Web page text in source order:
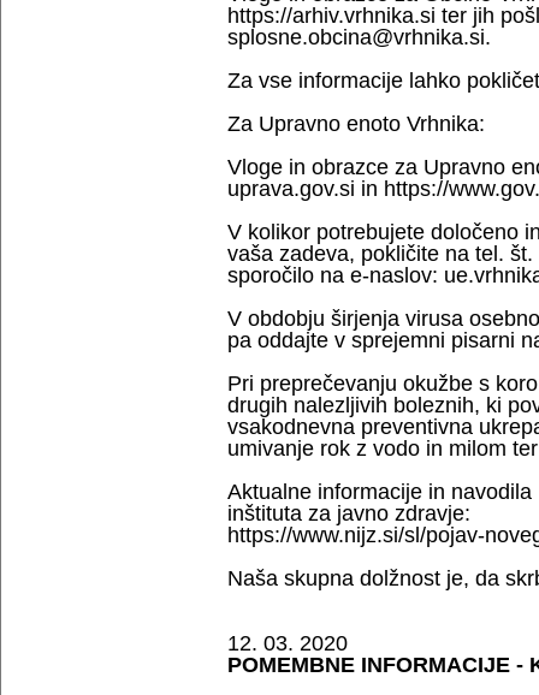
https://arhiv.vrhnika.si ter jih
splosne.obcina@vrhnika.si.
Za vse informacije lahko
Za Upravno enoto Vrhnika:
Vloge in obrazce za Upravno
uprava.gov.si in https://
V kolikor potrebujete določeno
vaša zadeva, pokličite na tel.
sporočilo na e-naslov:
V obdobju širjenja virusa
pa oddajte v sprejemni pisarni
Pri preprečevanju okužbe s
drugih nalezljivih boleznih, ki
vsakodnevna preventivna
umivanje rok z vodo in milom
Aktualne informacije in
inštituta za javno zdravje:
https://www.nijz.si/sl/pojav-
Naša skupna dolžnost je, da
12. 03. 2020
POMEMBNE INFORMACIJE -